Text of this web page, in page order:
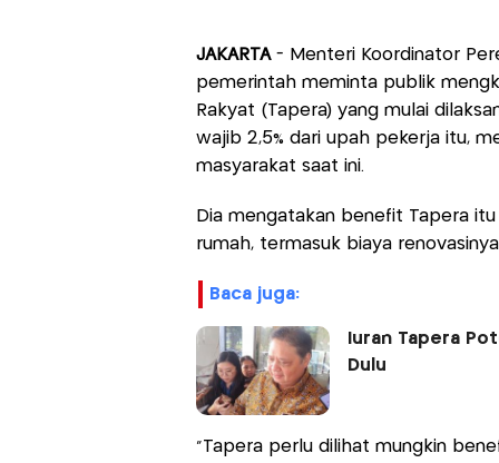
JAKARTA- Menteri Koordinator
pemerintah meminta publik
Rakyat (Tapera) yang mulai
wajib 2,5% dari upah pekerja itu,
masyarakat saat ini.
Dia mengatakan benefit Tapera
rumah, termasuk biaya
baca juga:
Iuran Tapera
Dulu
"Tapera perlu dilihat mungkin